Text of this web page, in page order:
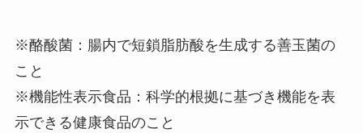
※酪酸菌：腸内で短鎖脂肪酸を生成する善玉菌の
こと
※機能性表示食品：科学的根拠に基づき機能を表
示できる健康食品のこと